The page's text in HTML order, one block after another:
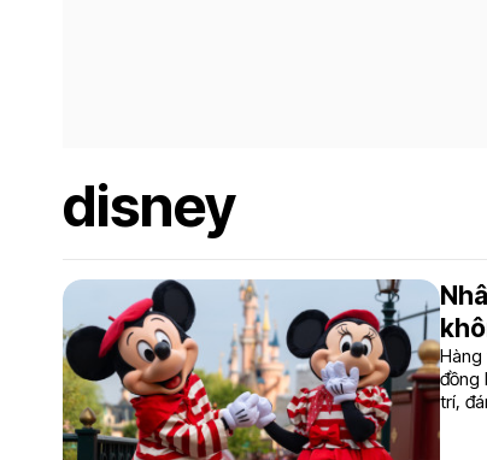
disney
đồng
trí,